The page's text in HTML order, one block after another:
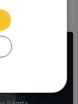
API